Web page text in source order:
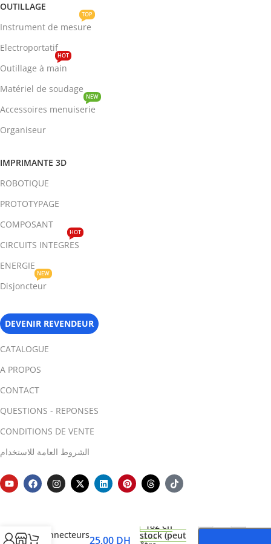
OUTILLAGE
Instrument de mesure
TOP
Electroportatif
Outillage à main
HOT
Matériel de soudage
Accessoires menuiserie
NEW
Organiseur
IMPRIMANTE 3D
ROBOTIQUE
PROTOTYPAGE
COMPOSANT
CIRCUITS INTEGRES
HOT
ENERGIE
Disjoncteur
NEW
DEVENIR REVENDEUR
CATALOGUE
A PROPOS
CONTACT
QUESTIONS - REPONSES
CONDITIONS DE VENTE
الشروط العامة للاستخدام
connecteurs25,00 DH
182 en
stock (peut